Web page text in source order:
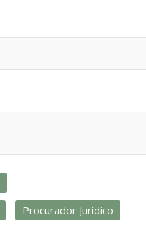
Procurador Jurídico